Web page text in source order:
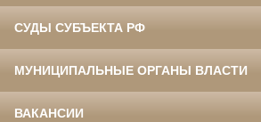
СУДЫ СУБЪЕКТА РФ
МУНИЦИПАЛЬНЫЕ ОРГАНЫ ВЛАСТИ
ВАКАНСИИ